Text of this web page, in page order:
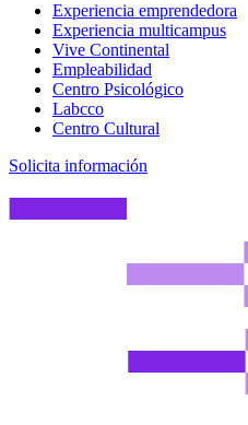
Experiencia emprendedora
Experiencia multicampus
Vive Continental
Empleabilidad
Centro Psicológico
Labcco
Centro Cultural
Solicita información